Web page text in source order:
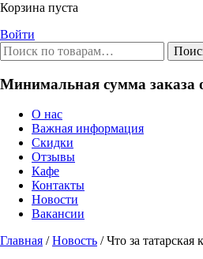
Корзина пуста
Войти
Минимальная сумма заказа
О нас
Важная информация
Скидки
Отзывы
Кафе
Контакты
Новости
Вакансии
Главная /Новость / Что за татарская